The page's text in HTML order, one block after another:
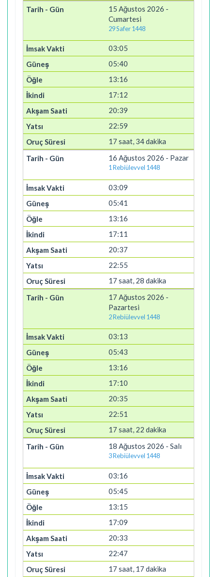
15 Ağustos 2026 -
Cumartesi
29 Safer 1448
03:05
05:40
13:16
17:12
20:39
22:59
17 saat, 34 dakika
16 Ağustos 2026 - Pazar
1 Rebiülevvel 1448
03:09
05:41
13:16
17:11
20:37
22:55
17 saat, 28 dakika
17 Ağustos 2026 -
Pazartesi
2 Rebiülevvel 1448
03:13
05:43
13:16
17:10
20:35
22:51
17 saat, 22 dakika
18 Ağustos 2026 - Salı
3 Rebiülevvel 1448
03:16
05:45
13:15
17:09
20:33
22:47
17 saat, 17 dakika